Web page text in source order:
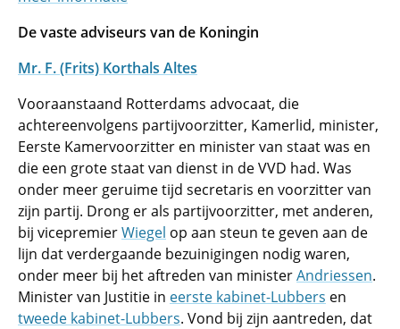
De vaste adviseurs van de Koningin
Mr. F. (Frits) Korthals Altes
Vooraanstaand Rotterdams advocaat, die
achtereenvolgens partijvoorzitter, Kamerlid, minister,
Eerste Kamervoorzitter en minister van staat was en
die een grote staat van dienst in de VVD had. Was
onder meer geruime tijd secretaris en voorzitter van
zijn partij. Drong er als partijvoorzitter, met anderen,
bij vicepremierWiegel op aan steun te geven aan de
lijn dat verdergaande bezuinigingen nodig waren,
onder meer bij het aftreden van ministerAndriessen.
Minister van Justitie in eerste kabinet-Lubbers en
tweede kabinet-Lubbers. Vond bij zijn aantreden, dat